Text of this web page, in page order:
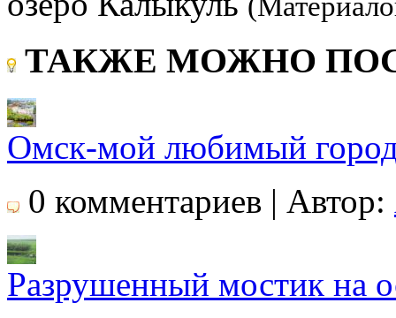
ТАКЖЕ МОЖНО
Омск-мой любимый
0 комментариев | Автор:
Разрушенный мостик на